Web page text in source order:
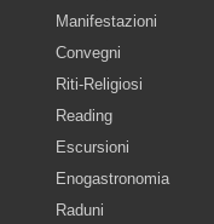
Manifestazioni
Convegni
Riti-Religiosi
Reading
Escursioni
Enogastronomia
Raduni